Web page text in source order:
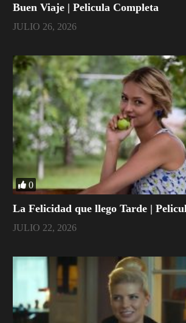
Buen Viaje | Pelicula Completa
JULIO 26, 2026
0
La Felicidad que llego Tarde |
JULIO 22, 2026